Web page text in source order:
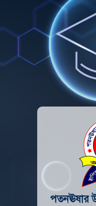
পতনঊষার